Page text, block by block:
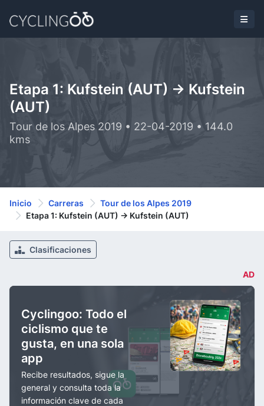
Etapa 1: Kufstein (AUT) -> Kufstein
(AUT)
Tour de los Alpes 2019 • 22-04-2019 • 144.0
kms
Inicio Carreras
Tour de los Alpes 2019
Etapa 1: Kufstein (AUT) -> Kufstein (AUT)
Clasificaciones
AD
Cyclingoo: Todo el
ciclismo que te
gusta, en una sola
app
Recibe resultados, sigue la
general y consulta toda la
información clave de cada